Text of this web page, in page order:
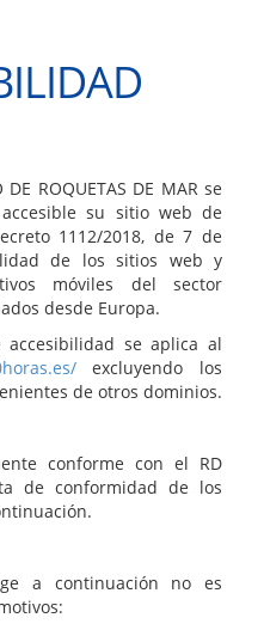
ROQUETAS DE MAR se
su sitio web de
1112/2018, de 7 de
de los sitios web y
móviles del sector
desde Europa.
accesibilidad se aplica al
excluyendo los
de otros dominios.
conforme con el RD
de conformidad de los
a continuación no es